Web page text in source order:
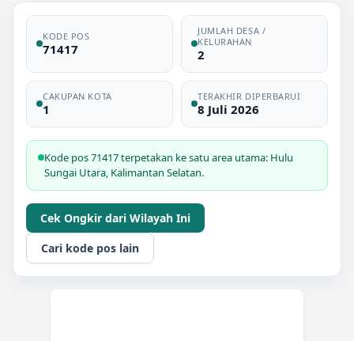
KODE POS
71417
JUMLAH DESA /
KELURAHAN
2
CAKUPAN KOTA
1
TERAKHIR DIPERBARUI
8 Juli 2026
Kode pos 71417 terpetakan ke satu area utama: Hulu
Sungai Utara, Kalimantan Selatan.
Cek Ongkir dari Wilayah Ini
Cari kode pos lain